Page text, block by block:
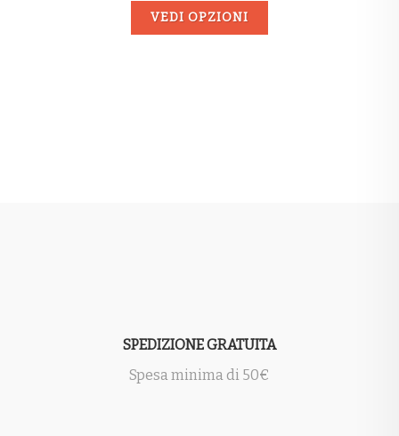
VEDI OPZIONI
SPEDIZIONE GRATUITA
Spesa minima di 50€